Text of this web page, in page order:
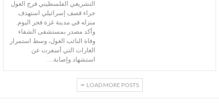
التشريعي الفلسطيني فرج الغول
جراء قصف إسرائيلي استهدف
منزله في مدينة غزة فجر اليوم.
وأكد مصدر بمستشفى الشفاء
وفاة النائب الغول، وسط استمرار
الغارات التي أسفرت عن
استشهاد وإصابة…
LOAD MORE POSTS